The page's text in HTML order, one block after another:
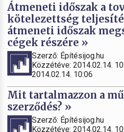
Átmeneti időszak a
kötelezettség
átmeneti időszak
cégek részére »
Szerző: Építésijog.hu
Közzétéve: 2014.02.14.
2014.02.14. 10:06
Mit tartalmazzon a
szerződés? »
Szerző: Építésijog.hu
Közzétéve: 2014.02.14.